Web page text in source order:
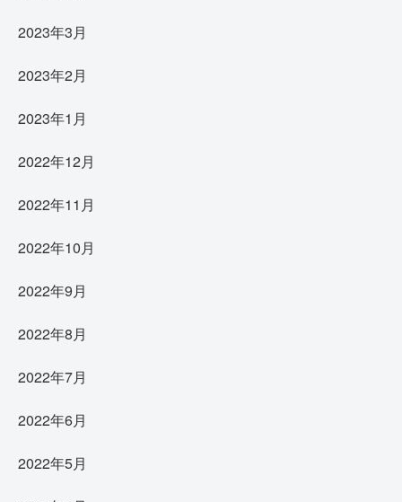
2023年3月
2023年2月
2023年1月
2022年12月
2022年11月
2022年10月
2022年9月
2022年8月
2022年7月
2022年6月
2022年5月